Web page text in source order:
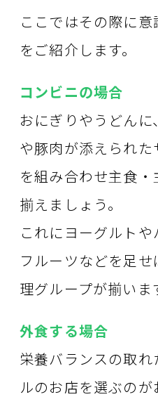
ここではその際に意
をご紹介します。
コンビニの場合
おにぎりやうどんに
や豚肉が添えられた
を組み合わせ主食・
揃えましょう。
これにヨーグルト
フルーツなどを足
理グループが揃いま
外食する場合
栄養バランスの取れ
ルのお店を選ぶのが